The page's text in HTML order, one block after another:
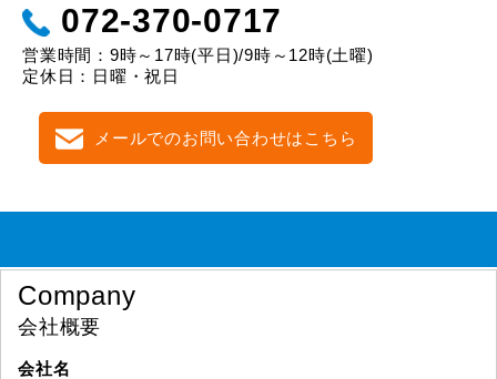
072-370-0717
営業時間：9時～17時(平日)/9時～12時(土曜)
定休日：日曜・祝日
メールでのお問い合わせはこちら
Company
会社概要
会社名